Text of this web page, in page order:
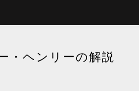
・ヘンリーの解説